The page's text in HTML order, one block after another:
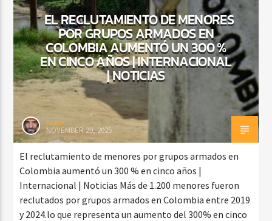
EL RECLUTAMIENTO DE MENORES
POR GRUPOS ARMADOS EN
COLOMBIA AUMENTÓ UN 300 %
EN CINCO AÑOS | INTERNACIONAL
| NOTICIAS
rasco
NOVEMBER 20, 2025
El reclutamiento de menores por grupos armados en
Colombia aumentó un 300 % en cinco años |
Internacional | Noticias Más de 1.200 menores fueron
reclutados por grupos armados en Colombia entre 2019
y 2024.lo que representa un aumento del 300% en cinco